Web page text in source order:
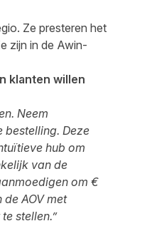
Ze presteren het
zijn in de Awin-
klanten willen
Neem
bestelling. Deze
hub om
van de
om €
AOV met
stellen.”